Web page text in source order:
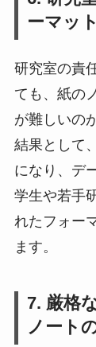
ーマット
研究室の責
ても、紙の
が難しいの
結果として
になり、デ
学生や若手
れたフォー
ます。
7. 厳格
ノート